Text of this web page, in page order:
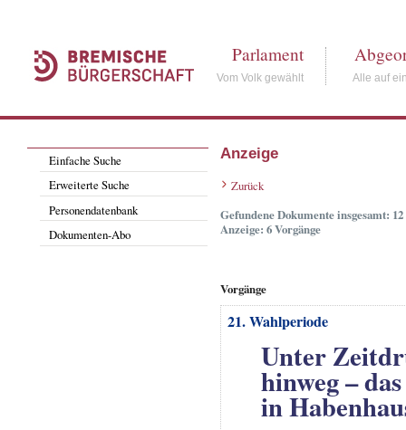
Parlament
Vom Volk gewählt Alle auf
Einfache Suche
Erweiterte Suche
Personendatenbank
Dokumenten-Abo
Anzeige
Zurück
Gefundene Dokumente insgesamt: 12
Anzeige: 6 Vorgänge
Vorgänge
21. Wahlperiode
Unter
hinweg –
in